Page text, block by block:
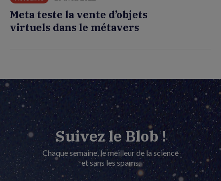
Meta teste la vente d’objets
virtuels dans le métavers
Suivez le Blob !
Chaque semaine, le meilleur de la science
et sans les spams.